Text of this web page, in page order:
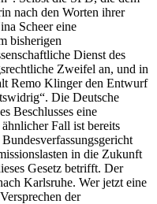
nach den Worten ihrer
Scheer eine
bisherigen
Dienst des
Zweifel an, und in
Remo Klinger den Entwurf
Die Deutsche
Beschlusses eine
Fall ist bereits
in die Zukunft
Gesetz betrifft. Der
Karlsruhe. Wer jetzt eine
der